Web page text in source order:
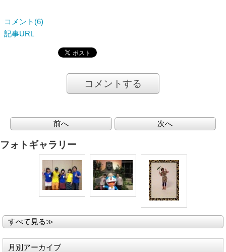
コメント(6)
記事URL
コメントする
前へ 次へ
フォトギャラリー
すべて見る≫
月別アーカイブ